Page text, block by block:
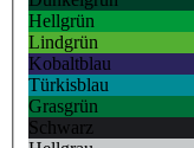
Hellgrün
Lindgrün
Kobaltblau
Türkisblau
Grasgrün
Schwarz